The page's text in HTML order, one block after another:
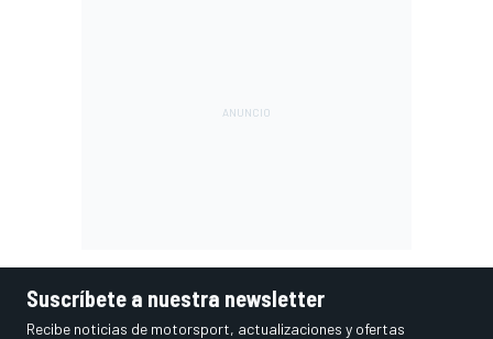
Suscríbete a nuestra newsletter
Recibe noticias de motorsport, actualizaciones y ofertas